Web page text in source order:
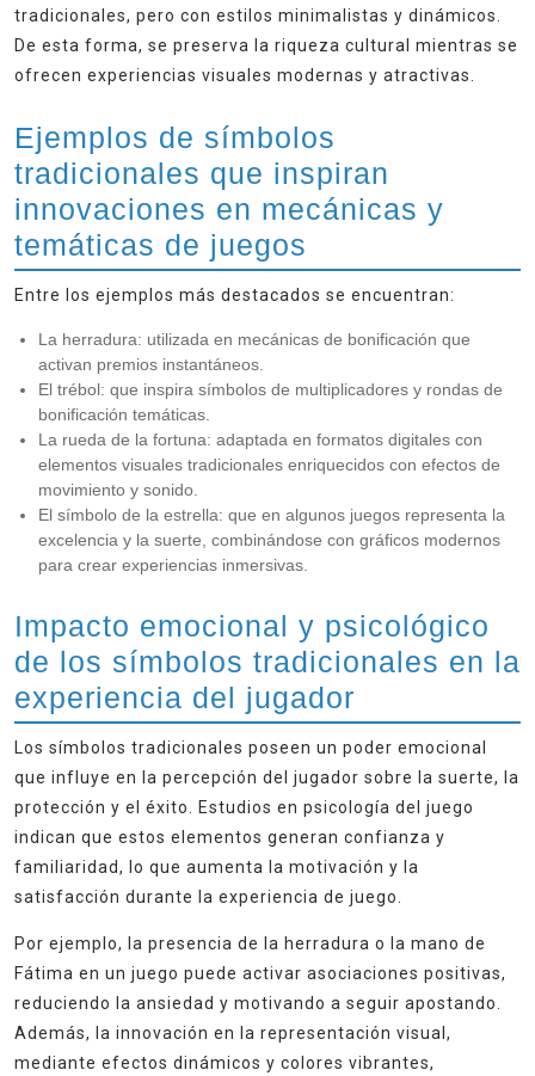
tradicionales, pero con estilos minimalistas y dinámicos.
De esta forma, se preserva la riqueza cultural mientras se
ofrecen experiencias visuales modernas y atractivas.
Ejemplos de símbolos
tradicionales que inspiran
innovaciones en mecánicas y
temáticas de juegos
Entre los ejemplos más destacados se encuentran:
La herradura: utilizada en mecánicas de bonificación que
activan premios instantáneos.
El trébol: que inspira símbolos de multiplicadores y rondas de
bonificación temáticas.
La rueda de la fortuna: adaptada en formatos digitales con
elementos visuales tradicionales enriquecidos con efectos de
movimiento y sonido.
El símbolo de la estrella: que en algunos juegos representa la
excelencia y la suerte, combinándose con gráficos modernos
para crear experiencias inmersivas.
Impacto emocional y psicológico
de los símbolos tradicionales en la
experiencia del jugador
Los símbolos tradicionales poseen un poder emocional
que influye en la percepción del jugador sobre la suerte, la
protección y el éxito. Estudios en psicología del juego
indican que estos elementos generan confianza y
familiaridad, lo que aumenta la motivación y la
satisfacción durante la experiencia de juego.
Por ejemplo, la presencia de la herradura o la mano de
Fátima en un juego puede activar asociaciones positivas,
reduciendo la ansiedad y motivando a seguir apostando.
Además, la innovación en la representación visual,
mediante efectos dinámicos y colores vibrantes,